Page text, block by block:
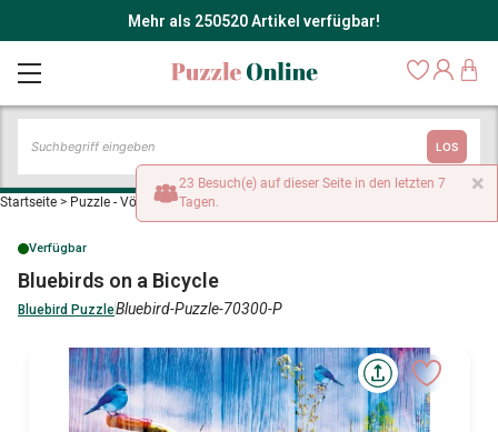
Mehr als 250520 Artikel verfügbar!
LOS
Startseite > Puzzle - Vögel >Bluebirds on a Bicycle
Verfügbar
Bluebirds on a Bicycle
Bluebird PuzzleBluebird-Puzzle-70300-P
×
23 Besuch(e) auf dieser Seite in den letzten 7
Tagen.